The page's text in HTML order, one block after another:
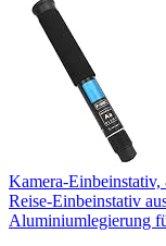
Kamera-Einbeinstativ,
Reise-Einbeinstativ
Aluminiumlegierung